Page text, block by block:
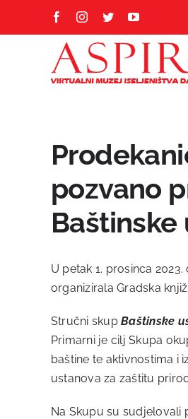
FacebookInstagram
TwitterYouTube
pozvano
U petak 1. prosinca
organizirala Gradska
Stručni skupBaštinske
Primarni je cilj Skupa
baštine te aktivnostima i
ustanova za zaštitu
Na Skupu su sudjelovali